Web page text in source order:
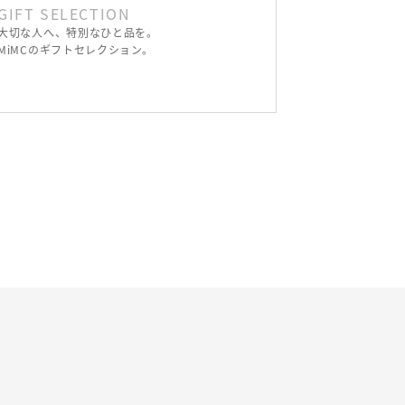
SELECTION
切な人へ、特別なひと品を。
のギフトセレクション。